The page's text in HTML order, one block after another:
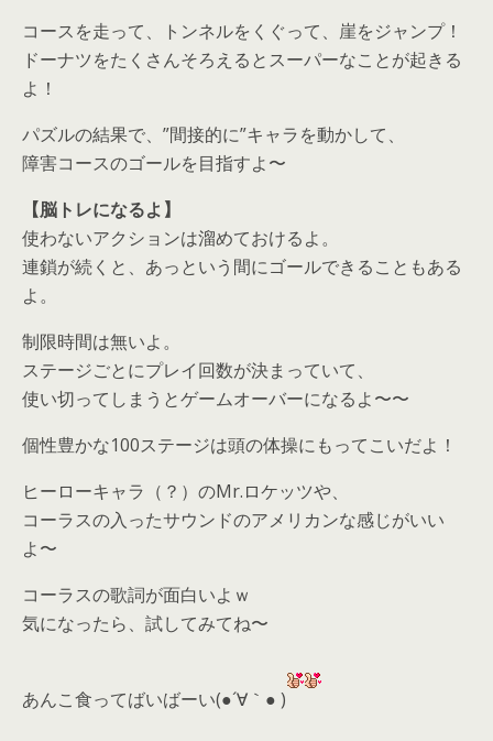
コースを走って、トンネルをくぐって、崖をジャンプ！
ドーナツをたくさんそろえるとスーパーなことが起きる
よ！
パズルの結果で、”間接的に”キャラを動かして、
障害コースのゴールを目指すよ〜
【脳トレになるよ】
使わないアクションは溜めておけるよ。
連鎖が続くと、あっという間にゴールできることもある
よ。
制限時間は無いよ。
ステージごとにプレイ回数が決まっていて、
使い切ってしまうとゲームオーバーになるよ〜〜
個性豊かな100ステージは頭の体操にもってこいだよ！
ヒーローキャラ（？）のMr.ロケッツや、
コーラスの入ったサウンドのアメリカンな感じがいい
よ〜
コーラスの歌詞が面白いよｗ
気になったら、 試してみてね〜
あんこ食ってばいばーい(●´∀｀● )